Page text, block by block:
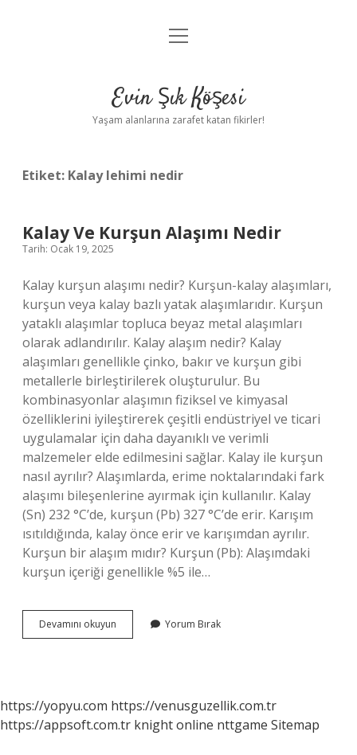
Anasayfa
Yasal Uyarı
menüyü
Evin Şık Köşesi
Yaşam alanlarına zarafet katan fikirler!
Etiket: Kalay lehimi nedir
Kalay Ve Kurşun Alaşımı Nedir
Tarih: Ocak 19, 2025
Kalay kurşun alaşımı nedir? Kurşun-kalay alaşımları,
kurşun veya kalay bazlı yatak alaşımlarıdır. Kurşun
yataklı alaşımlar topluca beyaz metal alaşımları
olarak adlandırılır. Kalay alaşım nedir? Kalay
alaşımları genellikle çinko, bakır ve kurşun gibi
metallerle birleştirilerek oluşturulur. Bu
kombinasyonlar alaşımın fiziksel ve kimyasal
özelliklerini iyileştirerek çeşitli endüstriyel ve ticari
uygulamalar için daha dayanıklı ve verimli
malzemeler elde edilmesini sağlar. Kalay ile kurşun
nasıl ayrılır? Alaşımlarda, erime noktalarındaki fark
alaşımı bileşenlerine ayırmak için kullanılır. Kalay
(Sn) 232 °C’de, kurşun (Pb) 327 °C’de erir. Karışım
ısıtıldığında, kalay önce erir ve karışımdan ayrılır.
Kurşun bir alaşım mıdır? Kurşun (Pb): Alaşımdaki
kurşun içeriği genellikle %5 ile…
Devamını okuyun
Ve
Yorum Bırak
https://yopyu.com https://venusguzellik.com.tr
https://appsoft.com.tr knight online nttgame Sitemap